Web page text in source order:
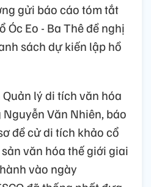
gửi báo cáo tóm tắt
Óc Eo - Ba Thê đề nghị
sách dự kiến lập hồ
lý di tích văn hóa
Nguyễn Văn Nhiên, báo
đề cử di tích khảo cổ
sản văn hóa thế giới giai
vào ngày